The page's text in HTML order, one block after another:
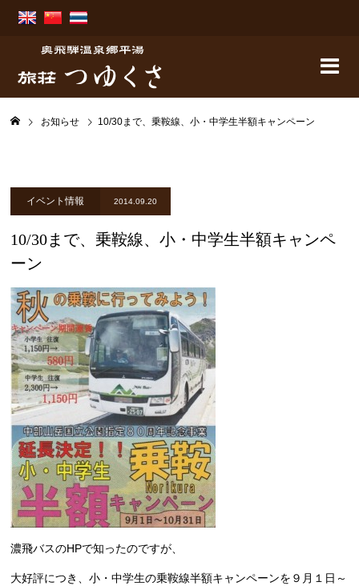
お知らせ 10/30まで、乗鞍線、小・中学生半額キャンペーン
イベント情報 2014.09.20
10/30まで、乗鞍線、小・中学生半額キャンペ
ーン
濃飛バスのHPで知ったのですが、
大好評につき、小・中学生の乗鞍線半額キャンペーンを９月１日～